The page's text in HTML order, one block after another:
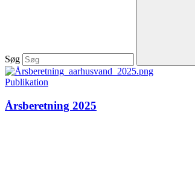
Søg
Publikation
Årsberetning 2025